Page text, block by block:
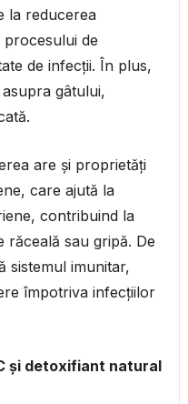
la reducerea
de
de infecții. În plus,
gâtului,
are și proprietăți
care ajută la
contribuind la
răceală sau gripă. De
sistemul imunitar,
împotriva infecțiilor
și detoxifiant natural